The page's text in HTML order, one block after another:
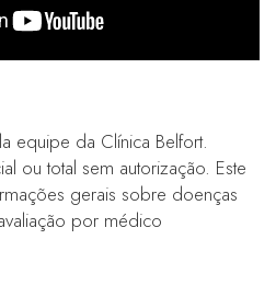
equipe da Clínica Belfort.
ou total sem autorização. Este
gerais sobre doenças
por médico